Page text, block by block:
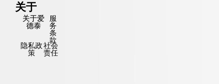
关于
关于爱
德泰
服
务
条
款
隐私政
策
社会
责任